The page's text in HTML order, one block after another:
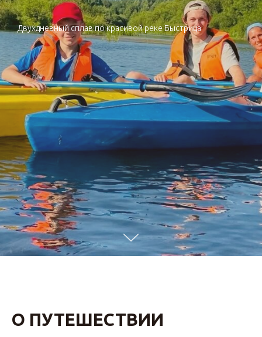
Двухдневный сплав по красивой реке Быстрица
О ПУТЕШЕСТВИИ